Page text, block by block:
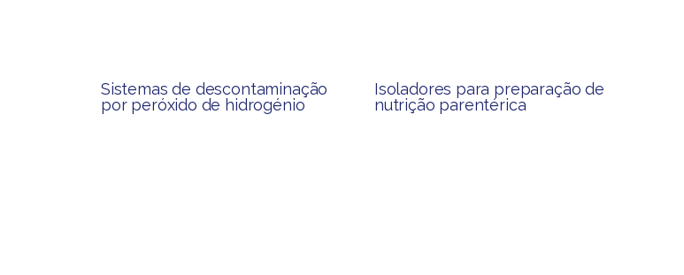
Sistemas de descontaminação
por peróxido de hidrogénio
Isoladores para preparação de
nutrição parentérica​